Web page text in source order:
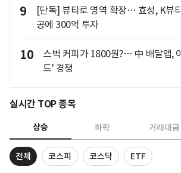
9
[단독] 뷰티로 영역 확장… 효성, K뷰
공에 300억 투자
10
스벅 커피가 1800원?… 中 배달앱,
드' 경쟁
실시간 TOP 종목
상승 하락 거래대금
전체 코스피 코스닥 ETF